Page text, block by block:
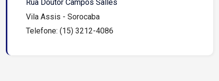
Rua Doutor Campos Salles
Vila Assis - Sorocaba
Telefone: (15) 3212-4086